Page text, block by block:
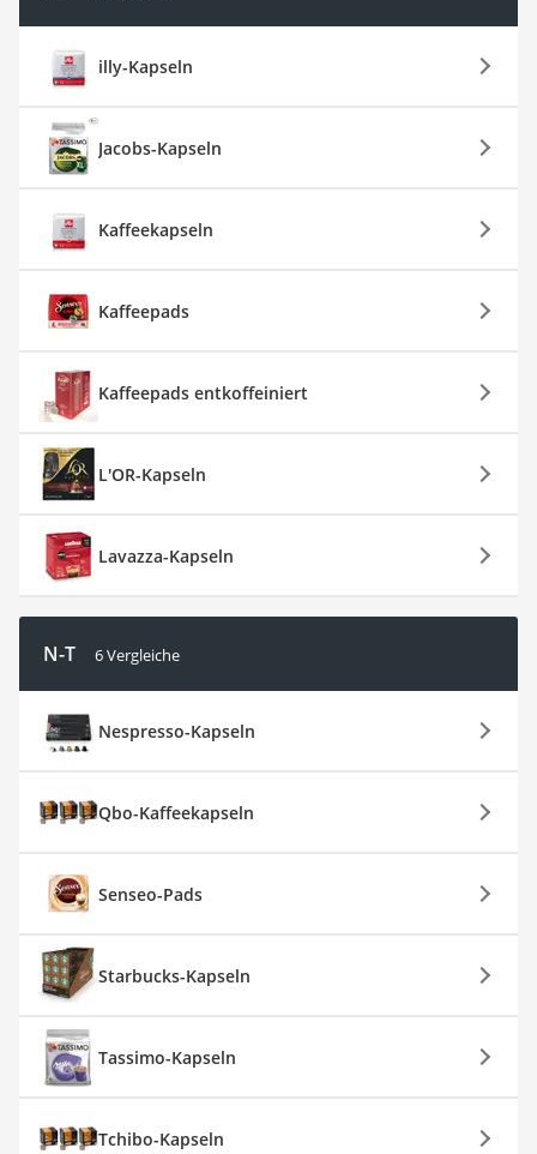
illy-Kapseln
Jacobs-Kapseln
Kaffeekapseln
Kaffeepads
Kaffeepads entkoffeiniert
L'OR-Kapseln
Lavazza-Kapseln
N-T 6 Vergleiche
Nespresso-Kapseln
Qbo-Kaffeekapseln
Senseo-Pads
Starbucks-Kapseln
Tassimo-Kapseln
Tchibo-Kapseln